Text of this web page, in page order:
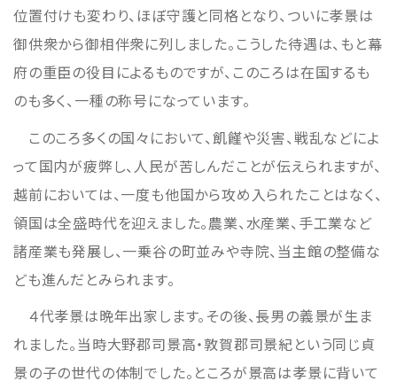
位置付けも変わり、ほぼ守護と同格となり、ついに孝景は
御供衆から御相伴衆に列しました。こうした待遇は、もと幕
府の重臣の役目によるものですが、このころは在国するも
のも多く、一種の称号になっています。
このころ多くの国々において、飢饉や災害、戦乱などによ
って国内が疲弊し、人民が苦しんだことが伝えられますが、
越前においては、一度も他国から攻め入られたことはなく、
領国は全盛時代を迎えました。農業、水産業、手工業など
諸産業も発展し、一乗谷の町並みや寺院、当主館の整備な
ども進んだとみられます。
４代孝景は晩年出家します。その後、長男の義景が生ま
れました。当時大野郡司景高・敦賀郡司景紀という同じ貞
景の子の世代の体制でした。ところが景高は孝景に背いて